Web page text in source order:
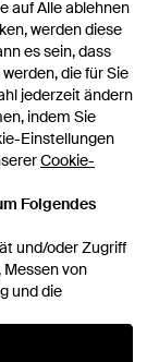
auf Alle ablehnen
werden diese
es sein, dass
die für Sie
jederzeit ändern
indem Sie
Einstellungen
Cookie-
Folgendes
und/oder Zugriff
von
und die
auf Alle ablehnen
werden diese
es sein, dass
die für Sie
jederzeit ändern
indem Sie
Einstellungen
Cookie-
Folgendes
und/oder Zugriff
von
und die